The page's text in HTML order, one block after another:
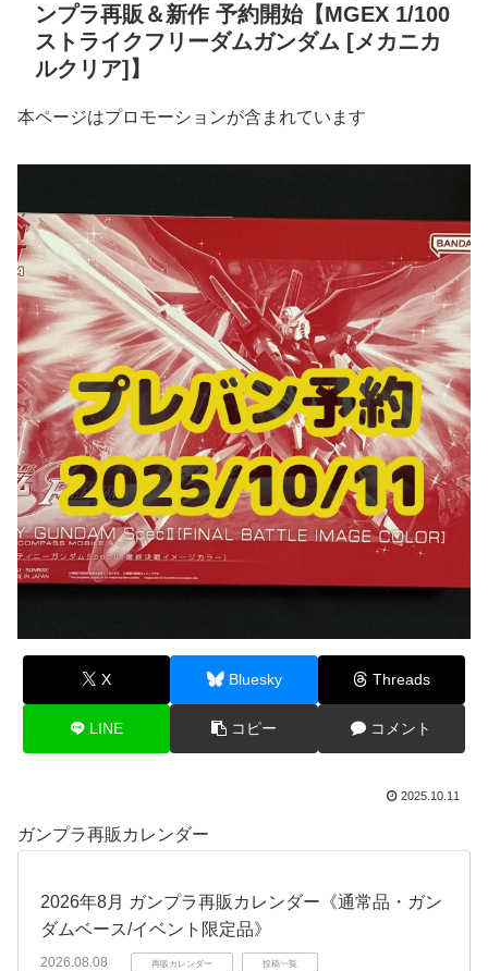
ンプラ再販＆新作 予約開始【MGEX 1/100
ストライクフリーダムガンダム [メカニカ
ルクリア]】
本ページはプロモーションが含まれています
X Bluesky Threads
LINE コピー コメント
2025.10.11
ガンプラ再販カレンダー
2026年8月 ガンプラ再販カレンダー《通常品・ガン
ダムベース/イベント限定品》
2026.08.08 再販カレンダー 投稿一覧